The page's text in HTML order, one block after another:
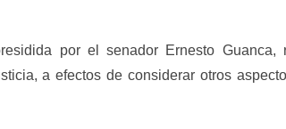
por el senador Ernesto
a efectos de considerar otros